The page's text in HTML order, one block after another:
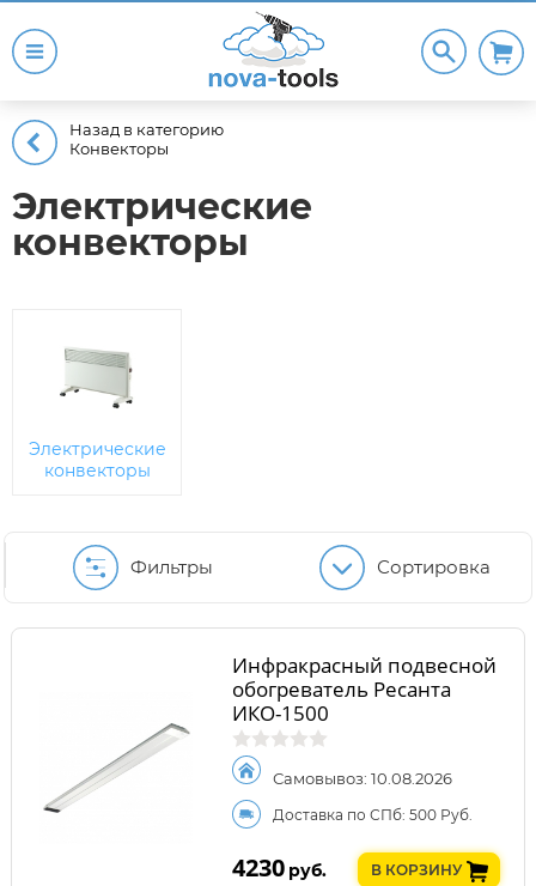
Назад в категорию
Конвекторы
Электрические
конвекторы
Электрические
конвекторы
Фильтры Сортировка
Инфракрасный подвесной
обогреватель Ресанта
ИКО-1500
Самовывоз: 10.08.2026
Доставка по СПб: 500 Руб.
4230 руб. В КОРЗИНУ